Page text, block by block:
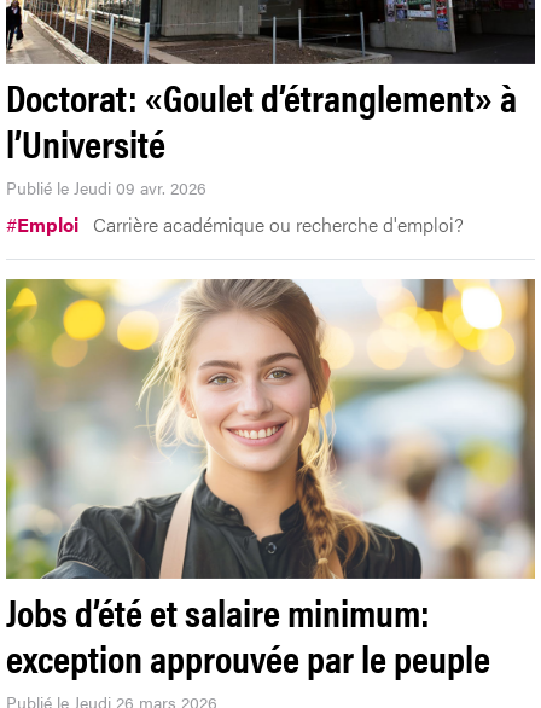
Doctorat: «Goulet d’étranglement» à
l’Université
Publié le Jeudi 09 avr. 2026
#Emploi Carrière académique ou recherche d'emploi?
Jobs d’été et salaire minimum:
exception approuvée par le peuple
Publié le Jeudi 26 mars 2026